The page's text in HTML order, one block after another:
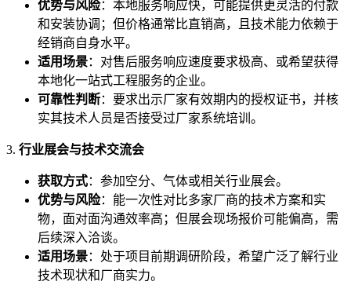
优势与风险：本地服务响应快，可能提供更灵活的付款
和安装协调；但价格通常比直销高，且技术能力依赖于
经销商自身水平。
适用场景：对售后服务响应速度要求极高、或希望获得
本地化一站式工程服务的企业。
可靠性判断：要求出示厂家有效期内的授权证书，并核
实其技术人员是否接受过厂家系统培训。
3. 行业展会与技术交流会
获取方式：参加空分、气体或相关行业展会。
优势与风险：能一次性对比多家厂商的技术方案和实
物，面对面沟通效率高；但展会现场报价可能偏高，需
后续深入洽谈。
适用场景：处于项目前期调研阶段，希望广泛了解行业
技术现状和厂商实力。